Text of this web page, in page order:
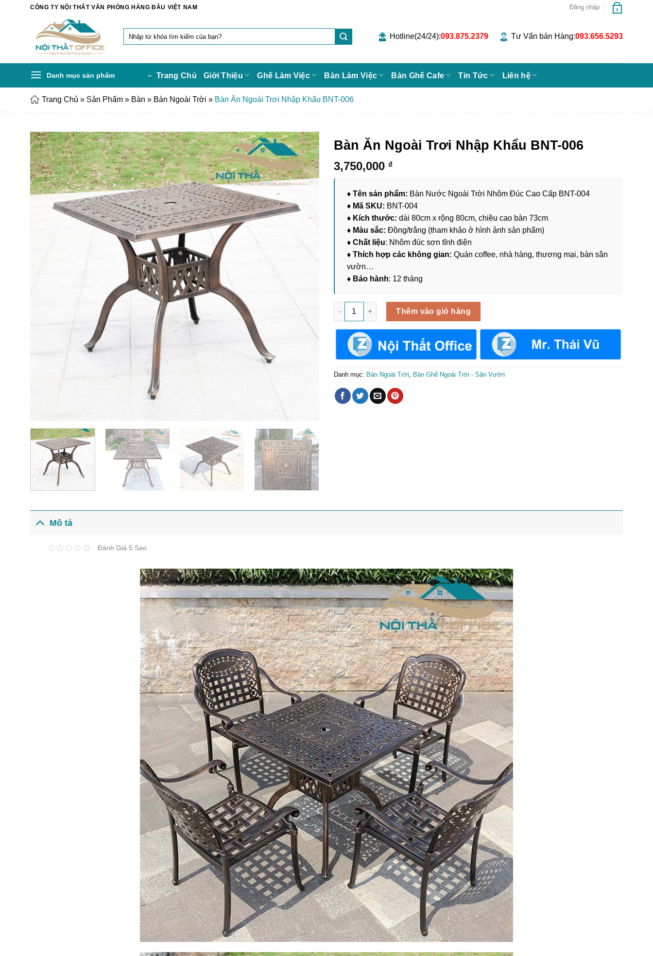
CÔNG TY NỘI THẤT VĂN PHÒNG HÀNG ĐẦU VIỆT NAM Đăng nhập 0
kiếm:
Hotline(24/24):093.875.2379 Tư Vấn bán Hàng:093.656.5293
Danh mục sản phẩm Trang Chủ Giới Thiệu Ghế Làm Việc Bàn Làm Việc Bàn Ghế Cafe Tin Tức Liên hệ
Trang Chủ » Sản Phẩm » Bàn » Bàn Ngoài Trời » Bàn Ăn Ngoài Trơi Nhập Khẩu BNT-006
Bàn Ăn Ngoài Trơi Nhập Khẩu BNT-006
3,750,000 ₫
♦ Tên sản phẩm: Bàn Nước Ngoài Trời Nhôm Đúc Cao Cấp BNT-004
♦ Mã SKU: BNT-004
♦ Kích thước: dài 80cm x rộng 80cm, chiều cao bàn 73cm
♦ Màu sắc: Đồng/trắng (tham khảo ở hình ảnh sản phẩm)
♦ Chất liệu: Nhôm đúc sơn tĩnh điện
♦ Thích hợp các không gian: Quán coffee, nhà hàng, thương mại, bàn sân
vườn…
♦ Bảo hành: 12 tháng
Bàn Ăn Ngoài Trơi Nhập Khẩu BNT-006 số lượng
Thêm vào giỏ hàng
Danh mục: Bàn Ngoài Trời Bàn Ghế Ngoài Trời - Sân Vườn
Mô tả
Đánh Giá 5 Sao